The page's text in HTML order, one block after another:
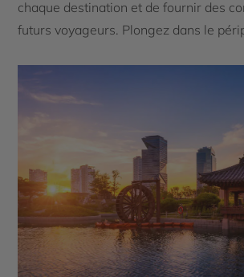
chaque destination et de fournir des
futurs voyageurs. Plongez dans le